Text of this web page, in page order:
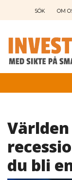
SÖK OM
du bli